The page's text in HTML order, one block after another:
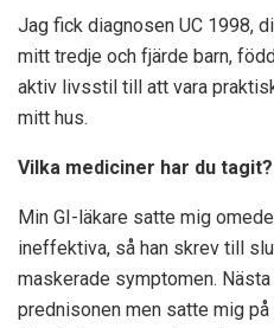
Jag fick diagnosen UC 1998,
mitt tredje och fjärde barn,
aktiv livsstil till att vara
mitt hus.
Vilka mediciner har du tagit?
Min GI-läkare satte mig
ineffektiva, så han skrev till
maskerade symptomen.
prednisonen men satte mig